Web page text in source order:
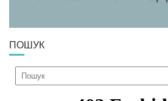
ПОШУК